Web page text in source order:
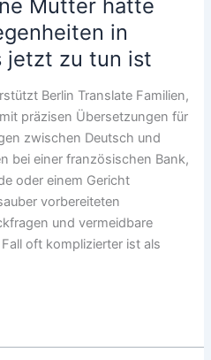
Mutter hatte
in
jetzt zu tun ist
Berlin Translate Familien,
präzisen Übersetzungen für
zwischen Deutsch und
bei einer französischen Bank,
oder einem Gericht
vorbereiteten
und vermeidbare
oft komplizierter ist als